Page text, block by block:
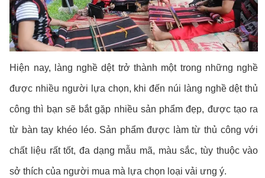
Hiện nay, làng nghề dệt trở thành một trong những nghề
được nhiều người lựa chọn, khi đến núi làng nghề dệt thủ
công thì bạn sẽ bắt gặp nhiều sản phẩm đẹp, được tạo ra
từ bàn tay khéo léo. Sản phẩm được làm từ thủ công với
chất liệu rất tốt, đa dạng mẫu mã, màu sắc, tùy thuộc vào
sở thích của người mua mà lựa chọn loại vải ưng ý.